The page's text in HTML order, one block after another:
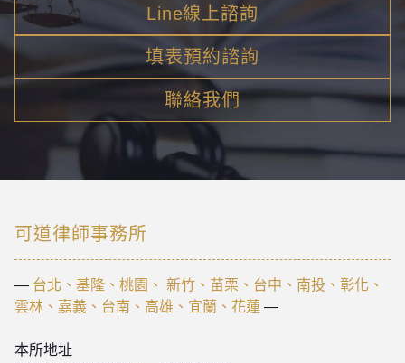
Line線上諮詢
填表預約諮詢
聯絡我們
可道律師事務所
— 台北、基隆、桃園、 新竹、苗栗、台中、南投、彰化、
雲林、嘉義、台南、高雄、宜蘭、花蓮 —
本所地址